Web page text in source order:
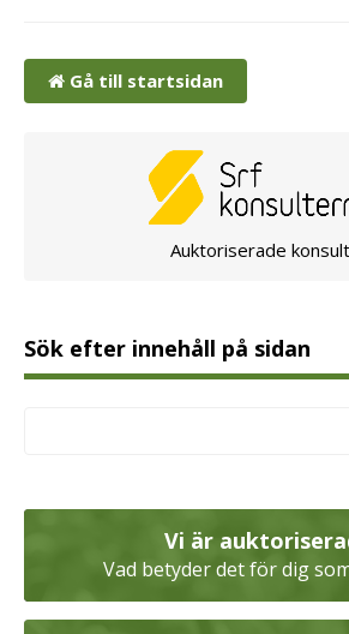
Gå till startsidan
Auktoriserade
Sök efter innehåll på sidan
Vi är
Vad betyder det för dig